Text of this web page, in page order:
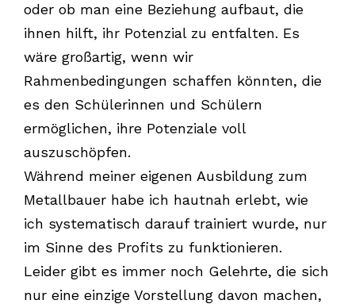
oder ob man eine Beziehung aufbaut, die
ihnen hilft, ihr Potenzial zu entfalten. Es
wäre großartig, wenn wir
Rahmenbedingungen schaffen könnten, die
es den Schülerinnen und Schülern
ermöglichen, ihre Potenziale voll
auszuschöpfen.
Während meiner eigenen Ausbildung zum
Metallbauer habe ich hautnah erlebt, wie
ich systematisch darauf trainiert wurde, nur
im Sinne des Profits zu funktionieren.
Leider gibt es immer noch Gelehrte, die sich
nur eine einzige Vorstellung davon machen,